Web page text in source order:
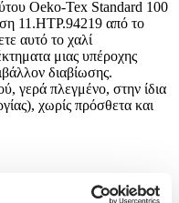
Oeko-Tex Standard 100
11.ΗΤΡ.94219 από το
αυτό το χαλί
μιας υπέροχης
διαβίωσης.
πλεγμένο, στην ίδια
χωρίς πρόσθετα και